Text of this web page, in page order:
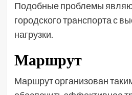
Подобные проблемы
городского транспорта с
нагрузки.
Маршрут
Маршрут организован